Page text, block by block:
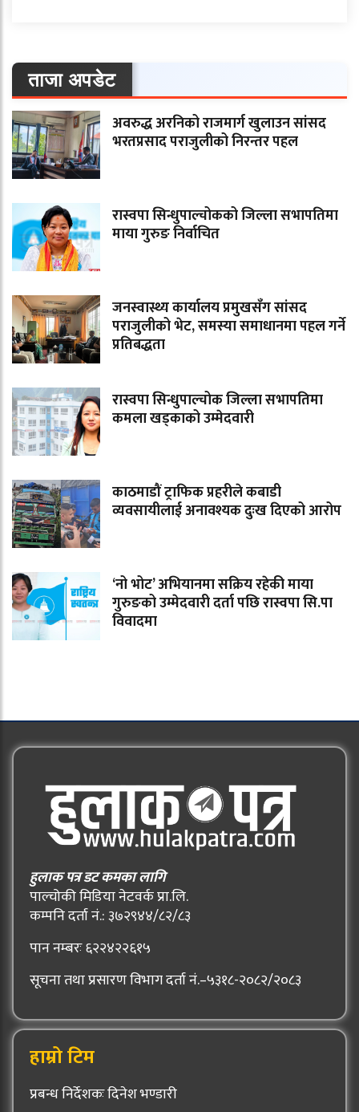
ताजा अपडेट
अवरुद्ध अरनिको राजमार्ग खुलाउन सांसद
भरतप्रसाद पराजुलीको निरन्तर पहल
रास्वपा सिन्धुपाल्चोकको जिल्ला सभापतिमा
माया गुरुङ निर्वाचित
जनस्वास्थ्य कार्यालय प्रमुखसँग सांसद
पराजुलीको भेट, समस्या समाधानमा पहल गर्ने
प्रतिबद्धता
रास्वपा सिन्धुपाल्चोक जिल्ला सभापतिमा
कमला खड्काको उम्मेदवारी
काठमाडौं ट्राफिक प्रहरीले कबाडी
व्यवसायीलाई अनावश्यक दुःख दिएको आरोप
‘नो भोट’ अभियानमा सक्रिय रहेकी माया
गुरुङको उम्मेदवारी दर्ता पछि रास्वपा सि.पा
विवादमा
हुलाक पत्र डट कमका लागि
पाल्चोकी मिडिया नेटवर्क प्रा.लि.
कम्पनि दर्ता नं.: ३७२९४४/८२/८३
पान नम्बरः ६२२४२२६१५
सूचना तथा प्रसारण विभाग दर्ता नं.–५३१८-२०८२/२०८३
हाम्रो टिम
प्रबन्ध निर्देशकः दिनेश भण्डारी